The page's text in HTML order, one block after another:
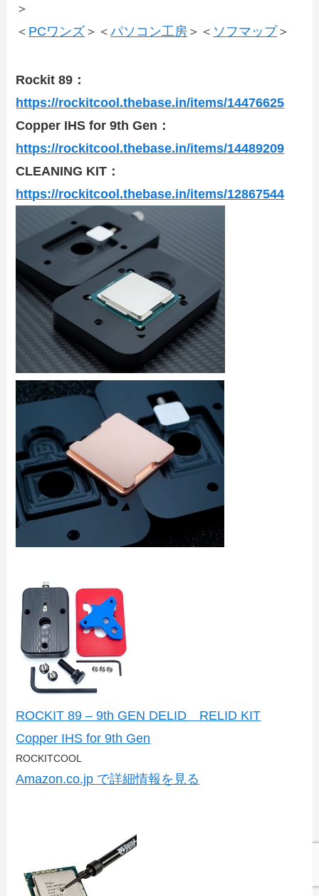
＞
＜ PCワンズ ＞＜パソコン工房 ＞＜ ソフマップ＞
Rockit 89：
https://rockitcool.thebase.in/items/14476625
Copper IHS for 9th Gen：
https://rockitcool.thebase.in/items/14489209
CLEANING KIT：
https://rockitcool.thebase.in/items/12867544
ROCKIT 89 – 9th GEN DELID RELID KIT
Copper IHS for 9th Gen
ROCKITCOOL
Amazon.co.jp で詳細情報を見る